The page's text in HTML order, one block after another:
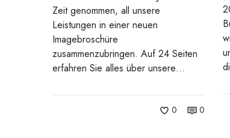
2
0
2
5
o
s
c
h
ü
Zeit genommen, all unsere
Leistungen in einer neuen
Imagebroschüre
zusammenzubringen. Auf 24 Seiten
erfahren Sie alles über unsere…
0 0